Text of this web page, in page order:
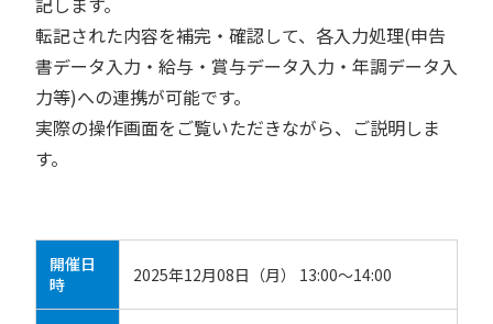
転記された内容を補完・確認して、各入力処理(申告
書データ入力・給与・賞与データ入力・年調データ入
力等)への連携が可能です。
実際の操作画面をご覧いただきながら、ご説明しま
す。
開催日
時
2025年12月08日（月） 13:00～14:00